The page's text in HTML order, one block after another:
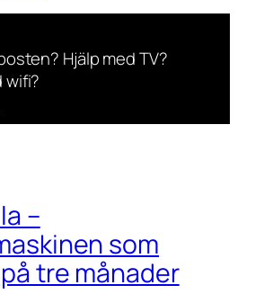
Hjälp med TV?
wifi?
–
som
tre månader